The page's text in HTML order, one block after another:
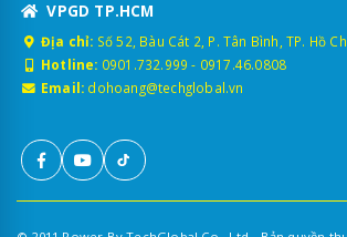
VPGD TP.HCM
Địa chỉ: Số 52, Bàu Cát 2, P. Tân Bình, TP. Hồ
Hotline: 0901.732.999 - 0917.46.0808
Email: dohoang@techglobal.vn